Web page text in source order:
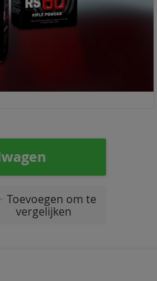
Toevoegen om te
vergelijken